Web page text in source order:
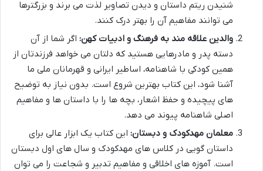
شنیدن ریتم داستان و دیدن تصاویر لذت می برند و بزرگترها
می توانند مفاهیم آن را بهتر درک کنند.
والدین علاقه مند به فرهنگ و ادبیات کهن: اگر شما از آن
دسته پدر و مادرهایی هستید که دلتان می خواهد فرزندتان از
همین کودکی با شاهنامه، اساطیر ایرانی و قهرمانان ملی ما
آشنا شود، این کتاب بهترین شروع است. بدون نیاز به توضیح
های پیچیده و حفظ اشعار، بچه ها را با داستان ها و مفاهیم
اصلی شاهنامه پیوند می دهد.
معلمان مهدکودک و دبستان: این کتاب یک ابزار عالی برای
داستان گویی در کلاس های مهدکودک و سال های اول دبستان
است. آموزه های اخلاقی و مفاهیم تدبیر و شجاعت را می توان